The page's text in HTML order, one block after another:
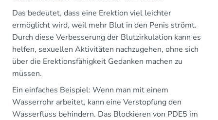
Das bedeutet, dass eine Erektion viel leichter
ermöglicht wird, weil mehr Blut in den Penis strömt.
Durch diese Verbesserung der Blutzirkulation kann es
helfen, sexuellen Aktivitäten nachzugehen, ohne sich
über die Erektionsfähigkeit Gedanken machen zu
müssen.
Ein einfaches Beispiel: Wenn man mit einem
Wasserrohr arbeitet, kann eine Verstopfung den
Wasserfluss behindern. Das Blockieren von PDE5 im